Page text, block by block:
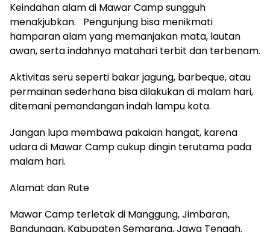
Keindahan alam di Mawar Camp sungguh
menakjubkan. Pengunjung bisa menikmati
hamparan alam yang memanjakan mata, lautan
awan, serta indahnya matahari terbit dan terbenam.
Aktivitas seru seperti bakar jagung, barbeque, atau
permainan sederhana bisa dilakukan di malam hari,
ditemani pemandangan indah lampu kota.
Jangan lupa membawa pakaian hangat, karena
udara di Mawar Camp cukup dingin terutama pada
malam hari.
Alamat dan Rute
Mawar Camp terletak di Manggung, Jimbaran,
Bandungan, Kabupaten Semarang, Jawa Tengah.